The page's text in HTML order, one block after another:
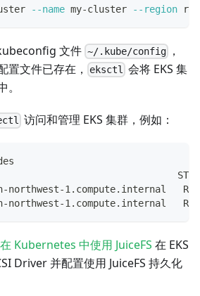
--name my-cluster --region
文件 ~/.kube/config，
置文件已存在，
eksctl 会将 EKS 集
访问和管理 EKS 集群，例如：
STATUS
northwest-1.compute.internal
northwest-1.compute.internal
在 Kubernetes 中使用 JuiceFS 在 EKS
Driver 并配置使用 JuiceFS 持久化